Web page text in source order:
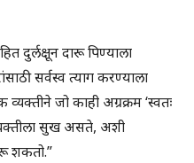
दुर्लक्षून दारू पिण्याला
सर्वस्व त्याग करण्याला
जो काही अग्रक्रम ‘स्वतः
सुख असते, अशी
शकतो.”